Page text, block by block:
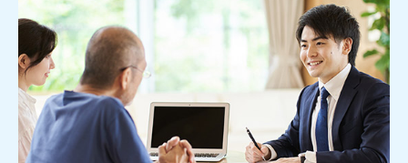
ウェブから1分
かんたん査定見積
フリーダイヤル
0120-1212-25